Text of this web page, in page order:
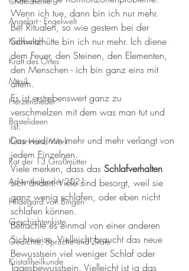
Angelart - Engelwelt
Kabbalah
Kraft des Ortes
Musik
Herzenslieder
Bastelideen
Kunst-Hand-Werk
Rat der 13 Großmütter
Adventkalender 2021
Hildegard von Bingen
Geschichtenkiste
Gedichte, Sprüche und Zitate
Kristallheilkunde
Wenn ich tue, dann bin ich nur mehr.
Bei Ritualen, so wie gestern bei der
Schwitzhütte bin ich nur mehr. Ich diene
dem Feuer, den Steinen, den Elementen,
den Menschen - ich bin ganz eins mit
allem.
Es ist erstrebenswert ganz zu
verschmelzen mit dem was man tut und
ist.
Das wird nun mehr und mehr verlangt von
jedem Einzelnen.
Viele merken, dass das Schlafverhalten
sich ändert. Viele sind besorgt, weil sie
ganz wenig schlafen, oder eben nicht
schlafen können.
Betrachte es einmal von einer anderen
Sichtweise. Vielleicht braucht das neue
Bewusstsein viel weniger Schlaf oder
Tagesbewusstsein. Vielleicht ist ja das